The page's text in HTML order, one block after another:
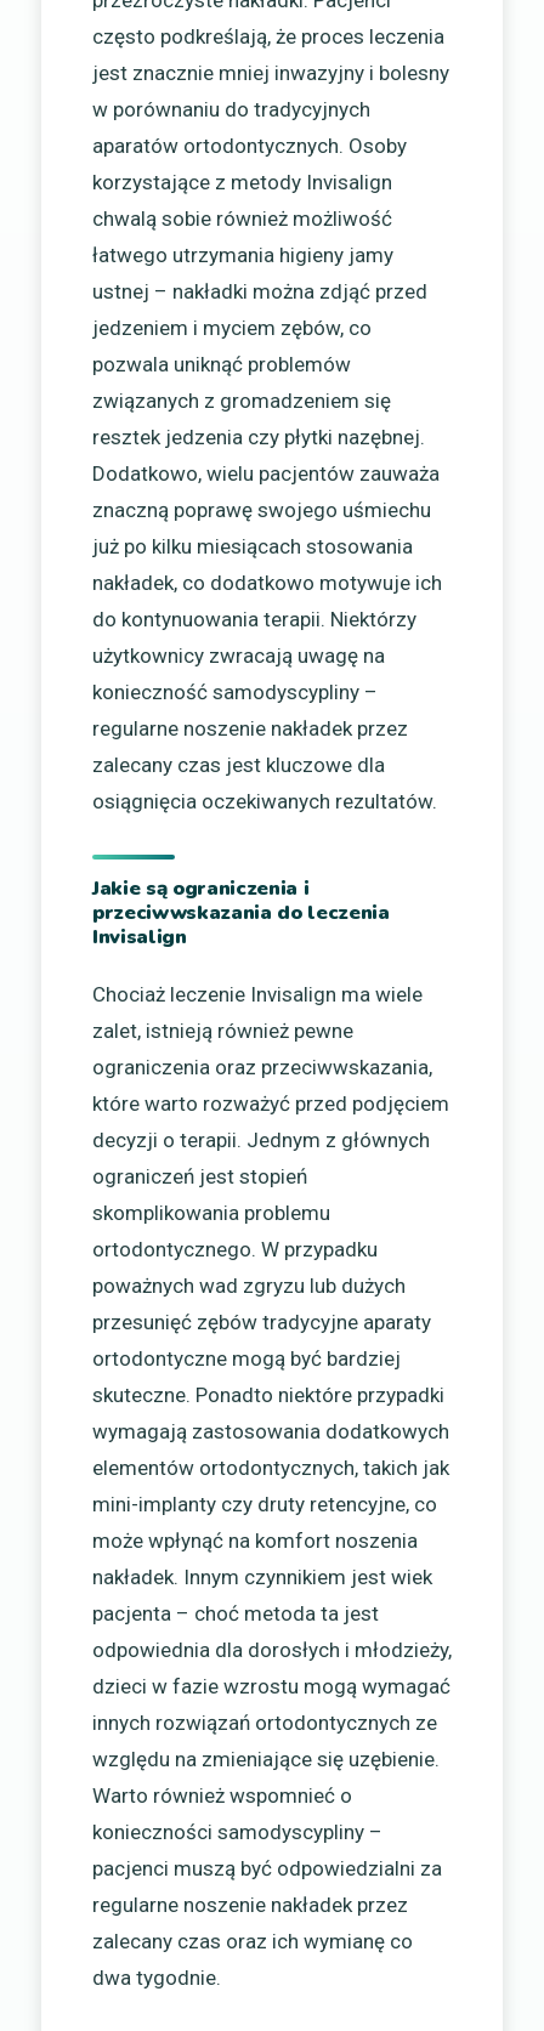
często podkreślają, że proces leczenia
jest znacznie mniej inwazyjny i bolesny
w porównaniu do tradycyjnych
aparatów ortodontycznych. Osoby
korzystające z metody Invisalign
chwalą sobie również możliwość
łatwego utrzymania higieny jamy
ustnej – nakładki można zdjąć przed
jedzeniem i myciem zębów, co
pozwala uniknąć problemów
związanych z gromadzeniem się
resztek jedzenia czy płytki nazębnej.
Dodatkowo, wielu pacjentów zauważa
znaczną poprawę swojego uśmiechu
już po kilku miesiącach stosowania
nakładek, co dodatkowo motywuje ich
do kontynuowania terapii. Niektórzy
użytkownicy zwracają uwagę na
konieczność samodyscypliny –
regularne noszenie nakładek przez
zalecany czas jest kluczowe dla
osiągnięcia oczekiwanych rezultatów.
Jakie są ograniczenia i
przeciwwskazania do leczenia
Invisalign
Chociaż leczenie Invisalign ma wiele
zalet, istnieją również pewne
ograniczenia oraz przeciwwskazania,
które warto rozważyć przed podjęciem
decyzji o terapii. Jednym z głównych
ograniczeń jest stopień
skomplikowania problemu
ortodontycznego. W przypadku
poważnych wad zgryzu lub dużych
przesunięć zębów tradycyjne aparaty
ortodontyczne mogą być bardziej
skuteczne. Ponadto niektóre przypadki
wymagają zastosowania dodatkowych
elementów ortodontycznych, takich jak
mini-implanty czy druty retencyjne, co
może wpłynąć na komfort noszenia
nakładek. Innym czynnikiem jest wiek
pacjenta – choć metoda ta jest
odpowiednia dla dorosłych i młodzieży,
dzieci w fazie wzrostu mogą wymagać
innych rozwiązań ortodontycznych ze
względu na zmieniające się uzębienie.
Warto również wspomnieć o
konieczności samodyscypliny –
pacjenci muszą być odpowiedzialni za
regularne noszenie nakładek przez
zalecany czas oraz ich wymianę co
dwa tygodnie.